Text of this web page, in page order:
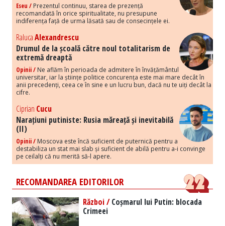
Eseu / Prezentul continuu, starea de prezență
recomandată în orice spiritualitate, nu presupune
indiferența față de urma lăsată sau de consecințele ei.
RalucaAlexandrescu
Drumul de la școală către noul totalitarism de
extremă dreaptă
Opinii / Ne aflăm în perioada de admitere în învățământul
universitar, iar la științe politice concurența este mai mare decât în
anii precedenți, ceea ce în sine e un lucru bun, dacă nu te uiți decât la
cifre.
Ciprian Cucu
Narațiuni putiniste: Rusia măreață și inevitabilă
(II)
Opinii / Moscova este încă suficient de puternică pentru a
destabiliza un stat mai slab și suficient de abilă pentru a-i convinge
pe ceilalți că nu merită să-l apere.
RECOMANDAREA EDITORILOR
Război /Coșmarul lui Putin: blocada
Crimeei